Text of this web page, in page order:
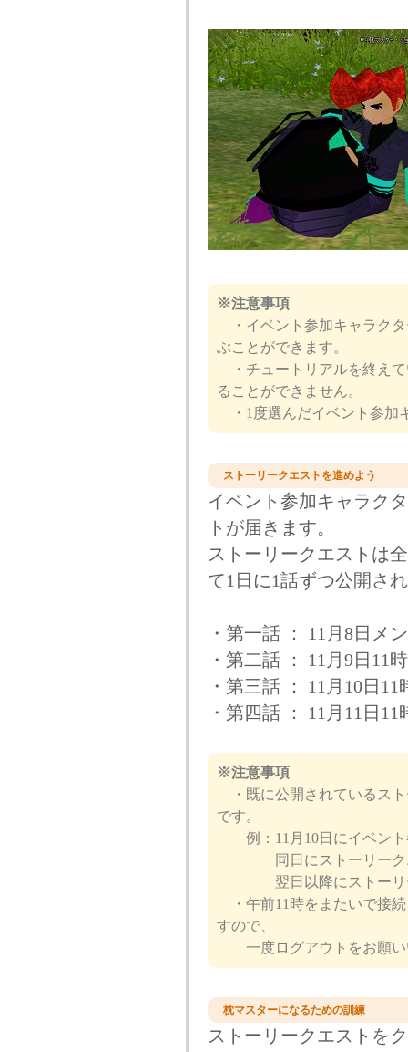
※注意事項
・イベント参加キャラク
ぶことができます。
・チュートリアルを終え
ることができません。
・1度選んだイベント参加
ストーリークエストを進めよう
イベント参加キャラク
トが届きます。
ストーリークエストは
て1日に1話ずつ公開さ
・第一話 ： 11月8日メ
・第二話 ： 11月9日11
・第三話 ： 11月10日
・第四話 ： 11月11日
※注意事項
・既に公開されているス
です。
例：11月10日にイベント
同日にストーリークエ
翌日以降にストーリー
・午前11時をまたいで接
すので、
一度ログアウトをお願い
枕マスターになるための訓練
ストーリークエストを